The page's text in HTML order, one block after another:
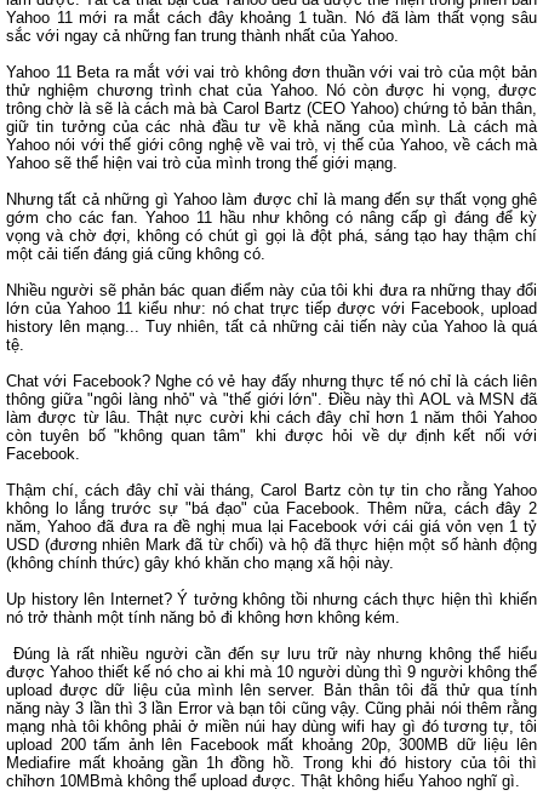
Yahoo 11 mới ra mắt cách đây khoảng 1 tuần. Nó đã làm thất vọng sâu
sắc với ngay cả những fan trung thành nhất của Yahoo.
Yahoo 11 Beta ra mắt với vai trò không đơn thuần với vai trò của một bản
thử nghiệm chương trình chat của Yahoo. Nó còn được hi vọng, được
trông chờ là sẽ là cách mà bà Carol Bartz (CEO Yahoo) chứng tỏ bản thân,
giữ tin tưởng của các nhà đầu tư về khả năng của mình. Là cách mà
Yahoo nói với thế giới công nghệ về vai trò, vị thế của Yahoo, về cách mà
Yahoo sẽ thể hiện vai trò của mình trong thế giới mạng.
Nhưng tất cả những gì Yahoo làm được chỉ là mang đến sự thất vọng ghê
gớm cho các fan. Yahoo 11 hầu như không có nâng cấp gì đáng để kỳ
vọng và chờ đợi, không có chút gì gọi là đột phá, sáng tạo hay thậm chí
một cải tiến đáng giá cũng không có.
Nhiều người sẽ phản bác quan điểm này của tôi khi đưa ra những thay đổi
lớn của Yahoo 11 kiểu như: nó chat trực tiếp được với Facebook, upload
history lên mạng... Tuy nhiên, tất cả những cải tiến này của Yahoo là quá
tệ.
Chat với Facebook? Nghe có vẻ hay đấy nhưng thực tế nó chỉ là cách liên
thông giữa "ngôi làng nhỏ" và "thế giới lớn". Điều này thì AOL và MSN đã
làm được từ lâu. Thật nực cười khi cách đây chỉ hơn 1 năm thôi Yahoo
còn tuyên bố "không quan tâm" khi được hỏi về dự định kết nối với
Facebook.
Thậm chí, cách đây chỉ vài tháng, Carol Bartz còn tự tin cho rằng Yahoo
không lo lắng trước sự "bá đạo" của Facebook. Thêm nữa, cách đây 2
năm, Yahoo đã đưa ra đề nghị mua lại Facebook với cái giá vỏn vẹn 1 tỷ
USD (đương nhiên Mark đã từ chối) và hộ đã thực hiện một số hành động
(không chính thức) gây khó khăn cho mạng xã hội này.
Up history lên Internet? Ý tưởng không tồi nhưng cách thực hiện thì khiến
nó trở thành một tính năng bỏ đi không hơn không kém.
Đúng là rất nhiều người cần đến sự lưu trữ này nhưng không thể hiểu
được Yahoo thiết kế nó cho ai khi mà 10 người dùng thì 9 người không thể
upload được dữ liệu của mình lên server. Bản thân tôi đã thử qua tính
năng này 3 lần thì 3 lần Error và bạn tôi cũng vậy. Cũng phải nói thêm rằng
mạng nhà tôi không phải ở miền núi hay dùng wifi hay gì đó tương tự, tôi
upload 200 tấm ảnh lên Facebook mất khoảng 20p, 300MB dữ liệu lên
Mediafire mất khoảng gần 1h đồng hồ. Trong khi đó history của tôi thì
chỉhơn 10MBmà không thể upload được. Thật không hiểu Yahoo nghĩ gì.